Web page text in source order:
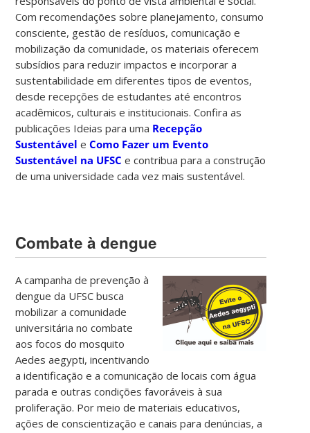
Com recomendações sobre planejamento, consumo
consciente, gestão de resíduos, comunicação e
mobilização da comunidade, os materiais oferecem
subsídios para reduzir impactos e incorporar a
sustentabilidade em diferentes tipos de eventos,
desde recepções de estudantes até encontros
acadêmicos, culturais e institucionais. Confira as
publicações Ideias para uma Recepção
Sustentável eComo Fazer um Evento
Sustentável na UFSC e contribua para a construção
de uma universidade cada vez mais sustentável.
Combate à dengue
A campanha de prevenção à
dengue da UFSC busca
mobilizar a comunidade
universitária no combate
aos focos do mosquito
Aedes aegypti, incentivando
a identificação e a comunicação de locais com água
parada e outras condições favoráveis à sua
proliferação. Por meio de materiais educativos,
ações de conscientização e canais para denúncias, a